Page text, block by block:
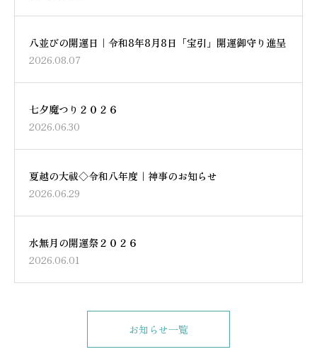
八並びの開運日｜令和8年8月8日「宝引」開運御守り進呈
2026.08.07
七夕魔つり２０２６
2026.06.30
夏越の大祓◇令和八年度｜神事のお知らせ
2026.06.29
水無月の開運祭２０２６
2026.06.01
お知らせ一覧